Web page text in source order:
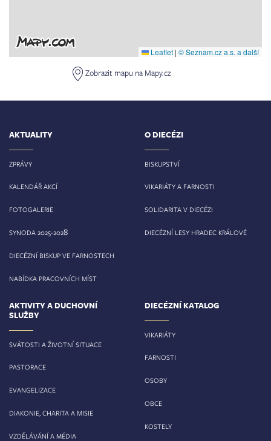
Leaflet | © Seznam.cz a.s. a další
Zobrazit mapu na Mapy.cz
AKTUALITY
ZPRÁVY
KALENDÁŘ AKCÍ
FOTOGALERIE
SYNODA 2025-2028
DIECÉZNÍ BISKUP VE FARNOSTECH
NABÍDKA PRACOVNÍCH MÍST
O DIECÉZI
BISKUPSTVÍ
VIKARIÁTY A FARNOSTI
SOLIDARITA V DIECÉZI
DIECÉZNÍ LESY HRADEC KRÁLOVÉ
AKTIVITY A DUCHOVNÍ
SLUŽBY
SVÁTOSTI A ŽIVOTNÍ SITUACE
PASTORACE
EVANGELIZACE
DIAKONIE, CHARITA A MISIE
VZDĚLÁVÁNÍ A MÉDIA
DIECÉZNÍ KATALOG
VIKARIÁTY
FARNOSTI
OSOBY
OBCE
KOSTELY